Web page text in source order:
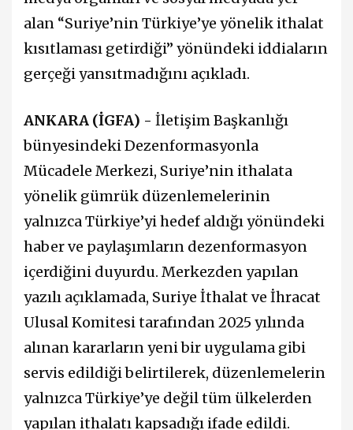
alan “Suriye’nin Türkiye’ye yönelik ithalat
kısıtlaması getirdiği” yönündeki iddiaların
gerçeği yansıtmadığını açıkladı.
ANKARA (İGFA) - İletişim Başkanlığı
bünyesindeki Dezenformasyonla
Mücadele Merkezi, Suriye’nin ithalata
yönelik gümrük düzenlemelerinin
yalnızca Türkiye’yi hedef aldığı yönündeki
haber ve paylaşımların dezenformasyon
içerdiğini duyurdu. Merkezden yapılan
yazılı açıklamada, Suriye İthalat ve İhracat
Ulusal Komitesi tarafından 2025 yılında
alınan kararların yeni bir uygulama gibi
servis edildiği belirtilerek, düzenlemelerin
yalnızca Türkiye’ye değil tüm ülkelerden
yapılan ithalatı kapsadığı ifade edildi.